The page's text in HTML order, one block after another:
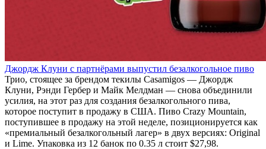
Джордж Клуни с партнёрами выпустил безалкогольное пиво
Трио, стоящее за брендом текилы Casamigos — Джордж
Клуни, Рэнди Гербер и Майк Мелдман — снова объединили
усилия, на этот раз для создания безалкогольного пива,
которое поступит в продажу в США. Пиво Crazy Mountain,
поступившее в продажу на этой неделе, позиционируется как
«премиальный безалкогольный лагер» в двух версиях: Original
и Lime. Упаковка из 12 банок по 0.35 л стоит $27,98.